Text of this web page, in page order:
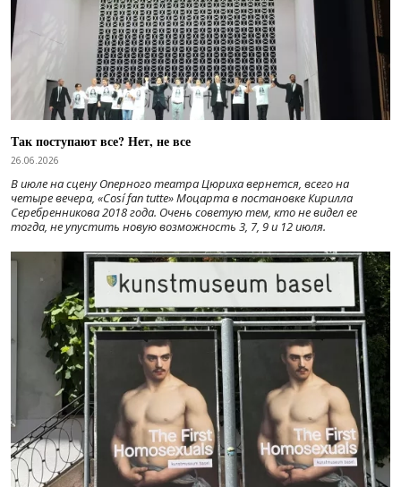
Так поступают все? Нет, не все
26.06.2026
В июле на сцену Оперного театра Цюриха вернется, всего на
четыре вечера, «Cosí fan tutte» Моцарта в постановке Кирилла
Серебренникова 2018 года. Очень советую тем, кто не видел ее
тогда, не упустить новую возможность 3, 7, 9 и 12 июля.